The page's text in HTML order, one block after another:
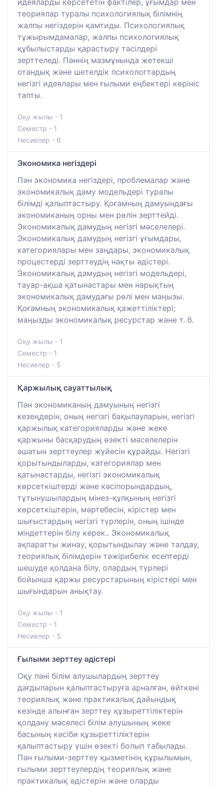
теориялар туралы психологиялық білімнің
жалпы негіздерін қамтиды. Психологиялық
тұжырымдамалар, жалпы психологиялық
құбылыстарды қарастыру тәсілдері
зерттеледі. Пәннің мазмұнында жетекші
отандық және шетелдік психологтардың
негізгі идеялары мен ғылыми еңбектері көрініс
тапты.
Оқу жылы - 1
Семестр - 1
Несиелер - 6
Экономика негіздері
Пән экономика негіздері, проблемалар және
экономикалық даму модельдері туралы
білімді қалыптастыру. Қоғамның дамуындағы
экономиканың орны мен рөлін зерттейді.
Экономикалық дамудың негізгі мәселелері.
Экономикалық дамудың негізгі ұғымдары,
категориялары мен заңдары, экономикалық
процестерді зерттеудің нақты әдістері.
Экономикалық дамудың негізгі модельдері,
тауар-ақша қатынастары мен нарықтың
экономикалық дамудағы рөлі мен маңызы.
Қоғамның экономикалық қажеттіліктері;
маңызды экономикалық ресурстар және т. б.
Оқу жылы - 1
Семестр - 1
Несиелер - 5
Қаржылық сауаттылық
Пән экономиканың дамуының негізгі
кезеңдерін, оның негізгі бақылауларын, негізгі
қаржылық категорияларды және жеке
қаржыны басқарудың өзекті мәселелерін
ашатын зерттеулер жүйесін құрайды. Негізгі
қорытындыларды, категориялар мен
қатынастарды, негізгі экономикалық
көрсеткіштерді және кәсіпорындардың,
тұтынушылардың мінез-құлқының негізгі
көрсеткіштерін, мәртебесін, кірістер мен
шығыстардың негізгі түрлерін, оның ішінде
міндеттерін білу керек.. Экономикалық
ақпаратты жинау, қорытындылау және талдау,
теориялық білімдерін тәжірибелік есептерді
шешуде қолдана білу, олардың түрлері
бойынша қаржы ресурстарының кірістері мен
шығындарын анықтау.
Оқу жылы - 1
Семестр - 1
Несиелер - 5
Ғылыми зерттеу әдістері
Оқу пәні білім алушылардың зерттеу
дағдыларын қалыптастыруға арналған, өйткені
теориялық және практикалық дайындық
кезінде алынған зерттеу құзыреттіліктерін
қолдану мәселесі білім алушының жеке
басының кәсіби құзыреттіліктерін
қалыптастыру үшін өзекті болып табылады.
Пән ғылыми-зерттеу қызметінің құрылымын,
ғылыми зерттеулердің теориялық және
практикалық әдістерін және оларды